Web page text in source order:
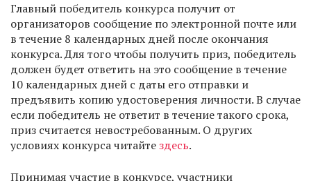
Главный победитель конкурса получит от
организаторов сообщение по электронной почте или
в течение 8 календарных дней после окончания
конкурса. Для того чтобы получить приз, победитель
должен будет ответить на это сообщение в течение
10 календарных дней с даты его отправки и
предъявить копию удостоверения личности. В случае
если победитель не ответит в течение такого срока,
приз считается невостребованным. О других
условиях конкурса читайтездесь.
Принимая участие в конкурсе, участники